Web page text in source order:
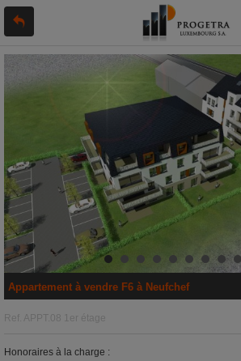
Appartement à vendre F6 à Neufchef
Ref. APPT.08 1er étage
Honoraires à la charge :